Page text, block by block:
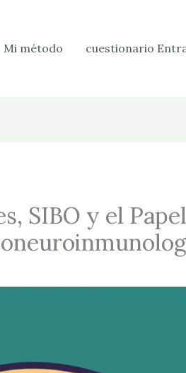
Mi método cuestionario
SIBO y el